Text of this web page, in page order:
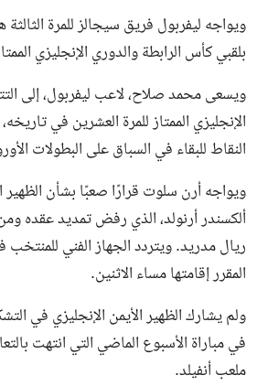
ويواجه ليفربول فريق سيجالز للمرة
بلقبي كأس الرابطة والدوري الإنجليزي
ويسعى محمد صلاح، لاعب ليفربول، إلى
الإنجليزي الممتاز للمرة العشرين في
النقاط للبقاء في السباق على البطولات
ويواجه أرن سلوت قرارًا صعبًا بشأن الظهير
ألكسندر أرنولد، الذي رفض تمديد عقده
ريال مدريد. ويتردد الجهاز الفني للمنتخب
المقرر إقامتها مساء الاثنين.
ولم يشارك الظهير الأيمن الإنجليزي في
ملعب أنفيلد.